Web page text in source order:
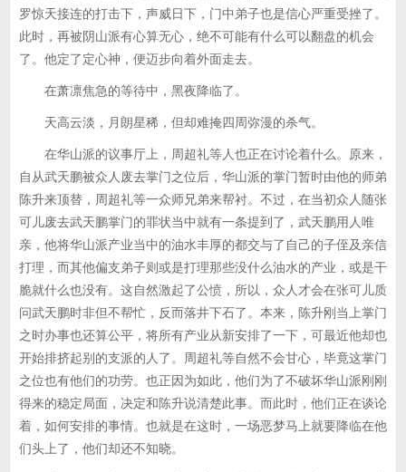
罗惊天接连的打击下，声威日下，门中弟子也是信心严重受挫了。
此时，再被阴山派有心算无心，绝不可能有什么可以翻盘的机会
了。他定了定心神，便迈步向着外面走去。
在萧凛焦急的等待中，黑夜降临了。
天高云淡，月朗星稀，但却难掩四周弥漫的杀气。
在华山派的议事厅上，周超礼等人也正在讨论着什么。原来，
自从武天鹏被众人废去掌门之位后，华山派的掌门暂时由他的师弟
陈升来顶替，周超礼等一众师兄弟来帮衬。不过，在当初众人随张
可儿废去武天鹏掌门的罪状当中就有一条提到了，武天鹏用人唯
亲，他将华山派产业当中的油水丰厚的都交与了自己的子侄及亲信
打理，而其他偏支弟子则或是打理那些没什么油水的产业，或是干
脆就什么也没有。这自然激起了公愤，所以，众人才会在张可儿质
问武天鹏时非但不帮忙，反而落井下石了。本来，陈升刚当上掌门
之时办事也还算公平，将所有产业从新安排了一下，可最近他却也
开始排挤起别的支派的人了。周超礼等自然不会甘心，毕竟这掌门
之位也有他们的功劳。也正因为如此，他们为了不破坏华山派刚刚
得来的稳定局面，决定和陈升说清楚此事。而此时，他们正在谈论
着，如何安排的事情。也就是在这时，一场恶梦马上就要降临在他
们头上了，他们却还不知晓。